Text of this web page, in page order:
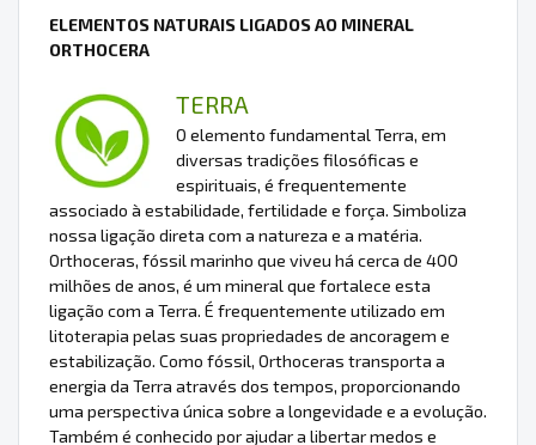
ELEMENTOS NATURAIS LIGADOS AO MINERAL
ORTHOCERA
TERRA
O elemento fundamental Terra, em
diversas tradições filosóficas e
espirituais, é frequentemente
associado à estabilidade, fertilidade e força. Simboliza
nossa ligação direta com a natureza e a matéria.
Orthoceras, fóssil marinho que viveu há cerca de 400
milhões de anos, é um mineral que fortalece esta
ligação com a Terra. É frequentemente utilizado em
litoterapia pelas suas propriedades de ancoragem e
estabilização. Como fóssil, Orthoceras transporta a
energia da Terra através dos tempos, proporcionando
uma perspectiva única sobre a longevidade e a evolução.
Também é conhecido por ajudar a libertar medos e